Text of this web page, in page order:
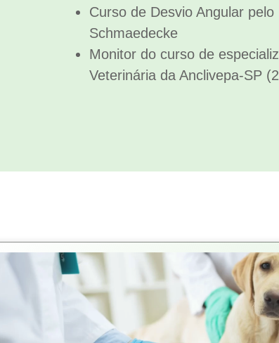
Curso de Desvio Angular
Schmaedecke
Monitor do curso de
Veterinária da Anclivepa-SP